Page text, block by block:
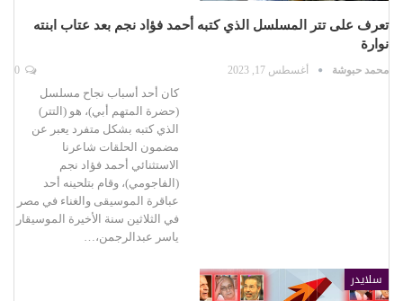
تعرف على تتر المسلسل الذي كتبه أحمد فؤاد نجم بعد عتاب ابنته
نوارة
محمد حبوشة أغسطس 17, 2023
كان أحد أسباب نجاح مسلسل
(حضرة المتهم أبي)، هو (التتر)
الذي كتبه بشكل متفرد يعبر عن
مضمون الحلقات شاعرنا
الاستثنائي أحمد فؤاد نجم
(الفاجومي)، وقام بتلحينه أحد
عباقرة الموسيقى والغناء في مصر
في الثلاثين سنة الأخيرة الموسيقار
ياسر عبدالرجمن،…
سلايدر